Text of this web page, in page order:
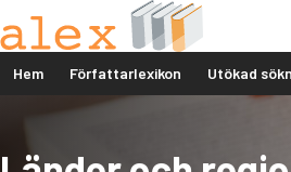
Hem Författarlexikon Utökad